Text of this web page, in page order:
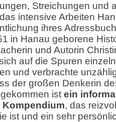
Streichungen und
intensive Arbeiten
ihres
in Hanau geborene
und Autorin
auf die Spuren
und verbrachte
der großen Denkerin
ist ein
Kompendium, das
ist und ein sehr